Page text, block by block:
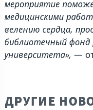
мероприятие
медицинскими
велению сердца,
библиотечный фонд
университета», —
ДРУГИЕ